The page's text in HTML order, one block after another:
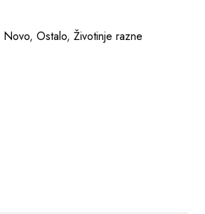
Novo, Ostalo, Životinje razne